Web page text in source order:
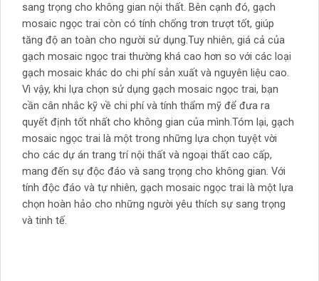
sang trọng cho không gian nội thất. Bên cạnh đó, gạch
mosaic ngọc trai còn có tính chống trơn trượt tốt, giúp
tăng độ an toàn cho người sử dụng.Tuy nhiên, giá cả của
gạch mosaic ngọc trai thường khá cao hơn so với các loại
gạch mosaic khác do chi phí sản xuất và nguyên liệu cao.
Vì vậy, khi lựa chọn sử dụng gạch mosaic ngọc trai, bạn
cần cân nhắc kỹ về chi phí và tính thẩm mỹ để đưa ra
quyết định tốt nhất cho không gian của mình.Tóm lại, gạch
mosaic ngọc trai là một trong những lựa chọn tuyệt vời
cho các dự án trang trí nội thất và ngoại thất cao cấp,
mang đến sự độc đáo và sang trọng cho không gian. Với
tính độc đáo và tự nhiên, gạch mosaic ngọc trai là một lựa
chọn hoàn hảo cho những người yêu thích sự sang trọng
và tinh tế.